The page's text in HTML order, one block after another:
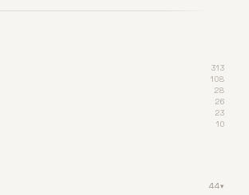
313
108
28
26
23
10
44▾